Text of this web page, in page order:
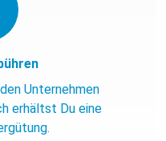
Unternehmen
erhältst Du eine